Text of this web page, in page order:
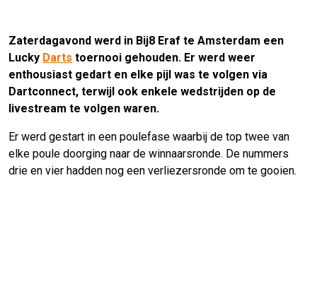
Zaterdagavond werd in Bij8 Eraf te Amsterdam een
Lucky Darts toernooi gehouden. Er werd weer
enthousiast gedart en elke pijl was te volgen via
Dartconnect, terwijl ook enkele wedstrijden op de
livestream te volgen waren.
Er werd gestart in een poulefase waarbij de top twee van
elke poule doorging naar de winnaarsronde. De nummers
drie en vier hadden nog een verliezersronde om te gooien.